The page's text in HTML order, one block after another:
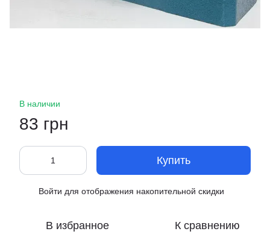
В наличии
83 грн
Купить
Войти для отображения накопительной скидки
В избранное К сравнению